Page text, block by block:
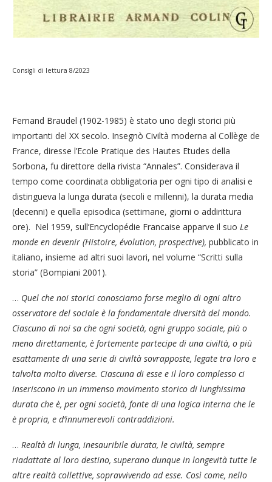
Consigli di lettura 8/2023
Fernand Braudel (1902-1985) è stato uno degli storici più
importanti del XX secolo. Insegnò Civiltà moderna al Collège de
France, diresse l’Ecole Pratique des Hautes Etudes della
Sorbona, fu direttore della rivista “Annales”. Considerava il
tempo come coordinata obbligatoria per ogni tipo di analisi e
distingueva la lunga durata (secoli e millenni), la durata media
(decenni) e quella episodica (settimane, giorni o addirittura
ore). Nel 1959, sull’Encyclopédie Francaise apparve il suo Le
monde en devenir (Histoire, évolution, prospective), pubblicato in
italiano, insieme ad altri suoi lavori, nel volume “Scritti sulla
storia” (Bompiani 2001).
… Quel che noi storici conosciamo forse meglio di ogni altro
osservatore del sociale è la fondamentale diversità del mondo.
Ciascuno di noi sa che ogni società, ogni gruppo sociale, più o
meno direttamente, è fortemente partecipe di una civiltà, o più
esattamente di una serie di civiltà sovrapposte, legate tra loro e
talvolta molto diverse. Ciascuna di esse e il loro complesso ci
inseriscono in un immenso movimento storico di lunghissima
durata che è, per ogni società, fonte di una logica interna che le
è propria, e d’innumerevoli contraddizioni.
… Realtà di lunga, inesauribile durata, le civiltà, sempre
riadattate al loro destino, superano dunque in longevità tutte le
altre realtà collettive, sopravvivendo ad esse. Così come, nello